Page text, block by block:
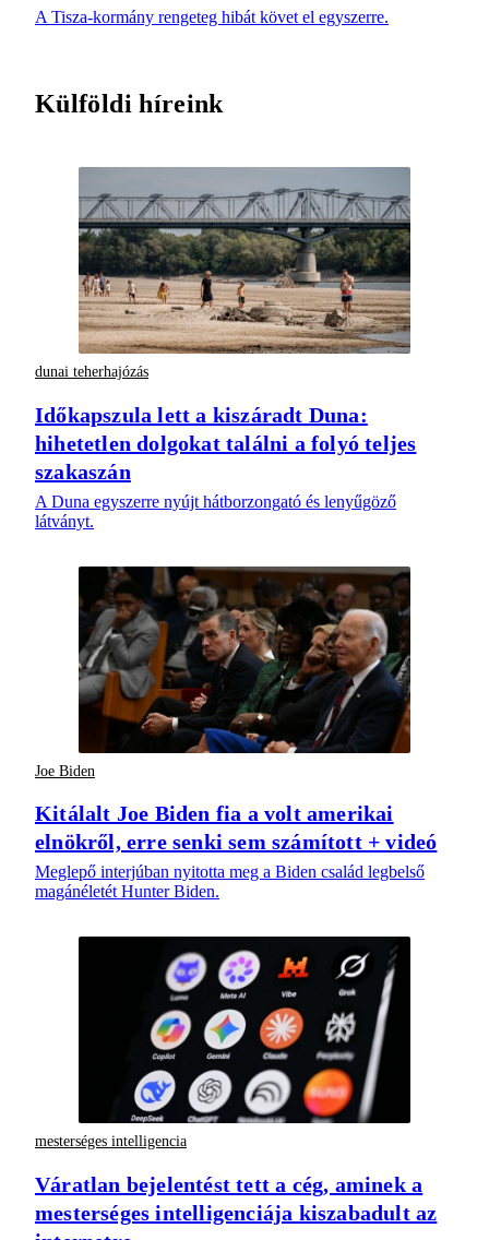
A Tisza-kormány rengeteg hibát követ el egyszerre.
Külföldi híreink
dunai teherhajózás
Időkapszula lett a kiszáradt Duna:
hihetetlen dolgokat találni a folyó teljes
szakaszán
A Duna egyszerre nyújt hátborzongató és lenyűgöző
látványt.
Joe Biden
Kitálalt Joe Biden fia a volt amerikai
elnökről, erre senki sem számított + videó
Meglepő interjúban nyitotta meg a Biden család legbelső
magánéletét Hunter Biden.
mesterséges intelligencia
Váratlan bejelentést tett a cég, aminek a
mesterséges intelligenciája kiszabadult az